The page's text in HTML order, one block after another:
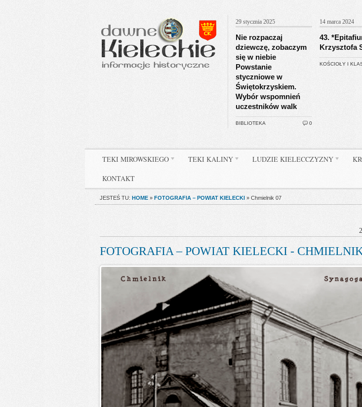
29 stycznia 2025
Nie rozpaczaj
dziewczę, zobaczym
się w niebie
Powstanie
styczniowe w
Świętokrzyskiem.
Wybór wspomnień
uczestników walk
BIBLIOTEKA 0
14 marca 2024
43.
Krzysztofa
KOŚCIOŁY I
TEKI MIROWSKIEGO TEKI KALINY LUDZIE KIELECCZYZNY
KONTAKT
JESTEŚ TU: HOME » FOTOGRAFIA – POWIAT KIELECKI » Chmielnik 07
FOTOGRAFIA – POWIAT KIELECKI -